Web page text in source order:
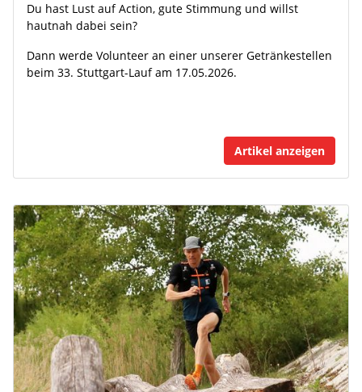
Du hast Lust auf Action, gute Stimmung und willst
hautnah dabei sein?
Dann werde Volunteer an einer unserer Getränkestellen
beim 33. Stuttgart-Lauf am 17.05.2026.
Artikel anzeigen